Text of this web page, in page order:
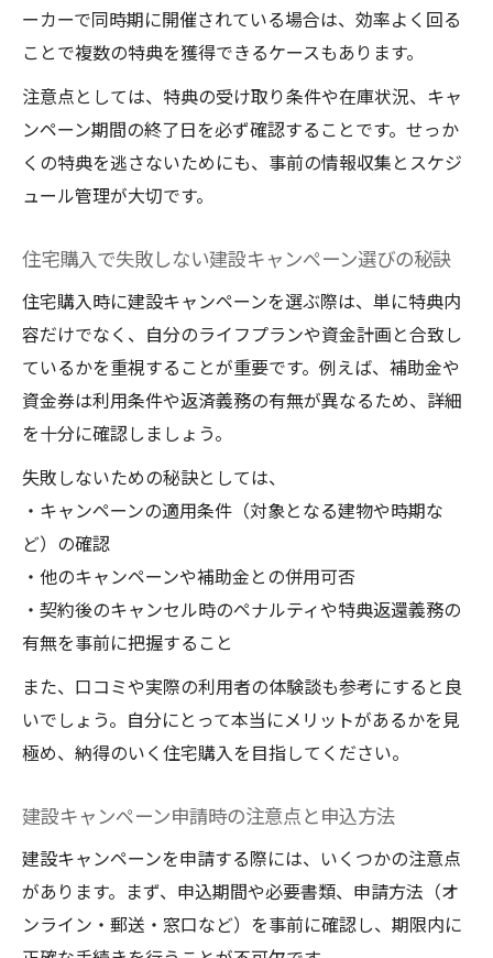
建設キャンペーンの比較ポイントを徹底解
説
建設における最新住宅キャンペーンの選択
基準
建設時のキャンペーン特典活用術と注意点
建設キャンペーンの効果的な活用方法を紹
建設キャンペーンで見落としがちなポイン
ト
ーカーで同時期に開催されている場合は、効率よく回る
ことで複数の特典を獲得できるケースもあります。
注意点としては、特典の受け取り条件や在庫状況、キャ
ンペーン期間の終了日を必ず確認することです。せっか
くの特典を逃さないためにも、事前の情報収集とスケジ
ュール管理が大切です。
住宅購入で失敗しない建設キャンペーン選びの秘訣
住宅購入時に建設キャンペーンを選ぶ際は、単に特典内
容だけでなく、自分のライフプランや資金計画と合致し
ているかを重視することが重要です。例えば、補助金や
資金券は利用条件や返済義務の有無が異なるため、詳細
を十分に確認しましょう。
失敗しないための秘訣としては、
・キャンペーンの適用条件（対象となる建物や時期な
ど）の確認
・他のキャンペーンや補助金との併用可否
・契約後のキャンセル時のペナルティや特典返還義務の
有無を事前に把握すること
また、口コミや実際の利用者の体験談も参考にすると良
いでしょう。自分にとって本当にメリットがあるかを見
極め、納得のいく住宅購入を目指してください。
建設キャンペーン申請時の注意点と申込方法
建設キャンペーンを申請する際には、いくつかの注意点
があります。まず、申込期間や必要書類、申請方法（オ
ンライン・郵送・窓口など）を事前に確認し、期限内に